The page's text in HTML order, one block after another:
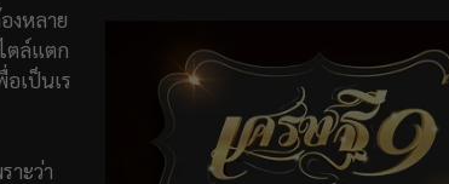
งหลาย
ตล์แตก
อเป็นเร
าะว่า